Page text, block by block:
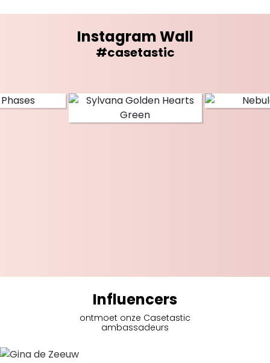
Instagram Wall
#casetastic
Influencers
ontmoet onze Casetastic
ambassadeurs